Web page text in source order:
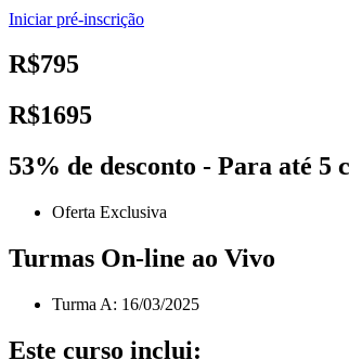
Iniciar pré-inscrição
R$795
R$1695
53% de desconto - Para até 5
Oferta Exclusiva
Turmas On-line ao Vivo
Turma A: 16/03/2025
Este curso inclui: